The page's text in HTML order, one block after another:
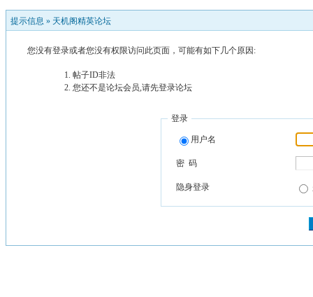
提示信息 » 天机阁精英论坛
您没有登录或者您没有权限访问此页面，可能有如下几个原因:
帖子ID非法
您还不是论坛会员,请先登录论坛
登录
用户名
密 码
隐身登录